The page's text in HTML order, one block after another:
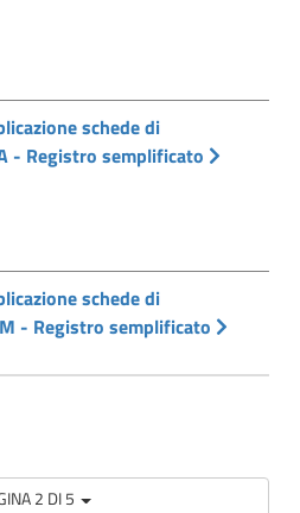
schede di
- Registro semplificato
schede di
- Registro semplificato
2 DI 5